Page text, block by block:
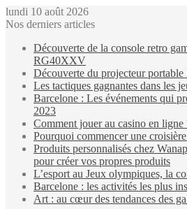
lundi 10 août 2026
Nos derniers articles
Découverte de la console retro
RG40XXV
Découverte du projecteur
Les tactiques gagnantes dans les
Barcelone : Les événements qui
2023
Comment jouer au casino en ligne
Pourquoi commencer une
Produits personnalisés chez
pour créer vos propres produits
L’esport au Jeux olympiques, la
Barcelone : les activités les plus
Art : au cœur des tendances des